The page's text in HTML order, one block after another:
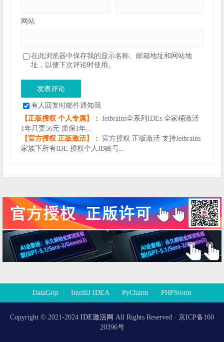
网站
在此浏览器中保存我的显示名称、邮箱地址和网站地
址，以便下次评论时使用。
有人回复时邮件通知我
【正版授权 个人专属】： Jetbrains全系列IDEs 全家桶激活
1年只要56元 质保1年...
【官方授权 正版激活】： 官方授权 正版激活 支持Jetbrains
家族下所有IDE 授权个人JB账号...
DataGrip IntelliJ IDEA PyCharm PHPStorm
Copyright © 2021-2024 IDE激活网 All Rights Reserved · 京ICP备160
20396号